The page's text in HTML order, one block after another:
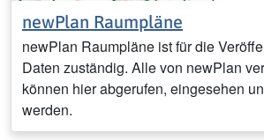
newPlan Raumpläne
newPlan Raumpläne ist für die
Daten zuständig. Alle von newPlan
können hier abgerufen, eingesehen
werden.